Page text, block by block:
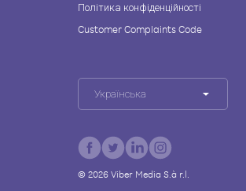
Політика конфіденційності
Customer Complaints Code
Українська
© 2026Viber Media S.à r.l.